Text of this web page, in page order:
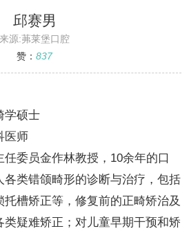
邱赛男
来源:茀莱堡口腔
赞： 837
学硕士
医师
委员金作林教授，10余年的口
各类错颌畸形的诊断与治疗，包括
托槽矫正等，修复前的正畸矫治及
类疑难矫正；对儿童早期干预和矫